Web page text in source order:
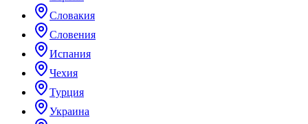
Словакия
Словения
Испания
Чехия
Турция
Украина